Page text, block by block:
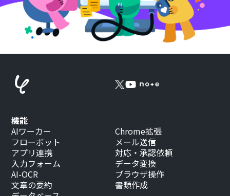
機能
AIワーカー
フローボット
アプリ連携
入力フォーム
AI-OCR
文章の要約
Chrome拡張
メール送信
対応・承認依頼
データ変換
ブラウザ操作
書類作成